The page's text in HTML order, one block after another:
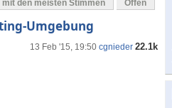
mit den meisten Stimmen Offen
Umgebung
13 Feb '15, 19:50 cgnieder 22.1k